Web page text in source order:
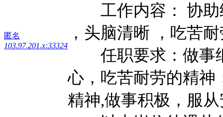
匿名
103.97.201.x:33324
工作内容： 协助
，头脑清晰 ，吃苦
任职要求：做事
心，吃苦耐劳的精神
精神,做事积极，服